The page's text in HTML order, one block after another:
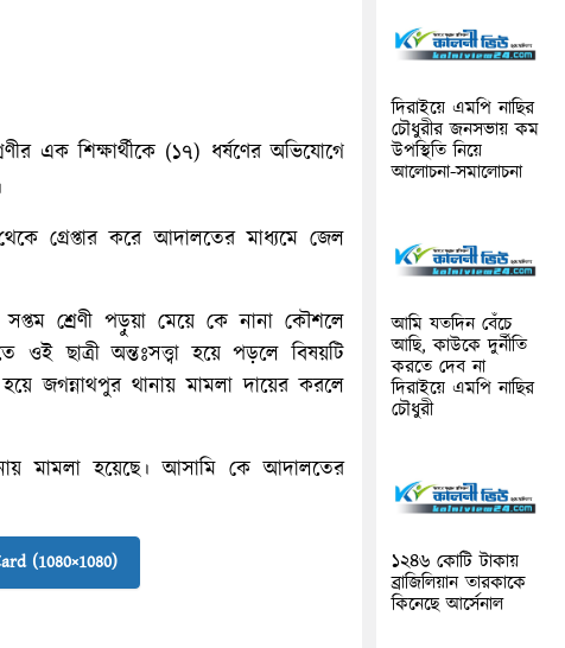
এক শিক্ষার্থীকে (১৭) ধর্ষণের অভিযোগে
গ্রেপ্তার করে আদালতের মাধ্যমে জেল
শ্রেণী পড়ুয়া মেয়ে কে নানা কৌশলে
ছাত্রী অন্তঃসত্ত্বা হয়ে পড়লে বিষয়টি
হয়ে জগন্নাথপুর থানায় মামলা দায়ের করলে
মামলা হয়েছে। আসামি কে আদালতের
(1080×1080)
দিরাইয়ে এমপি নাছির
চৌধুরীর জনসভায় কম
উপস্থিতি নিয়ে
আলোচনা-সমালোচনা
আমি যতদিন বেঁচে
আছি, কাউকে দুর্নীতি
করতে দেব না
দিরাইয়ে এমপি নাছির
চৌধুরী
১২৪৬ কোটি টাকায়
ব্রাজিলিয়ান তারকাকে
কিনেছে আর্সেনাল